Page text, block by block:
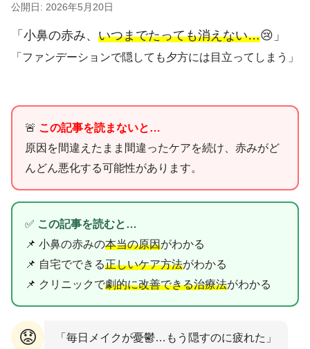
公開日: 2026年5月20日
「小鼻の赤み、 いつまでたっても消えない…😢」
「ファンデーションで隠しても夕方には目立ってしまう」
🚨 この記事を読まないと…
原因を間違えたまま間違ったケアを続け、赤みがど
んどん悪化する可能性があります。
✅ この記事を読むと…
📌 小鼻の赤みの本当の原因がわかる
📌 自宅でできる正しいケア方法がわかる
📌 クリニックで劇的に改善できる治療法がわかる
😟 「毎日メイクが憂鬱…もう隠すのに疲れた」